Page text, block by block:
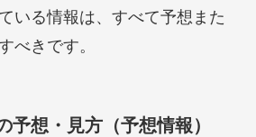
いる情報は、すべて予想また
べきです。
予想・見方（予想情報）